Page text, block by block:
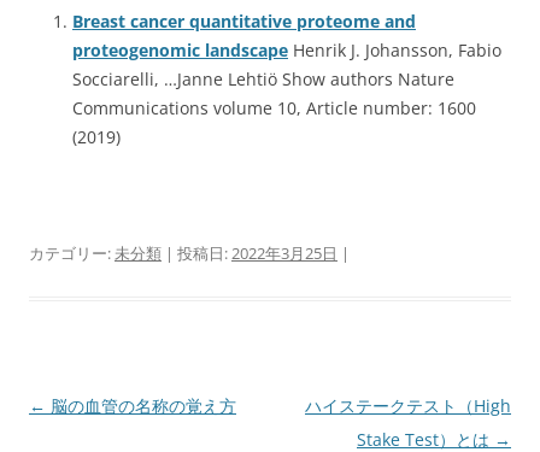
Breast cancer quantitative proteome and
proteogenomic landscape Henrik J. Johansson, Fabio
Socciarelli, …Janne Lehtiö Show authors Nature
Communications volume 10, Article number: 1600
(2019)
カテゴリー:未分類 | 投稿日:2022年3月25日 |
投
← 脳の血管の名称の覚え方
ハイステークテスト（High
Stake Test）とは →